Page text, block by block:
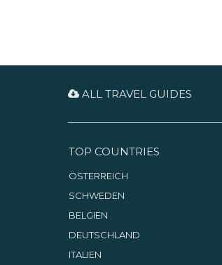
ALL TRAVEL GUIDES
TOP COUNTRIES
ÖSTERREICH
SCHWEDEN
BELGIEN
DEUTSCHLAND
ITALIEN